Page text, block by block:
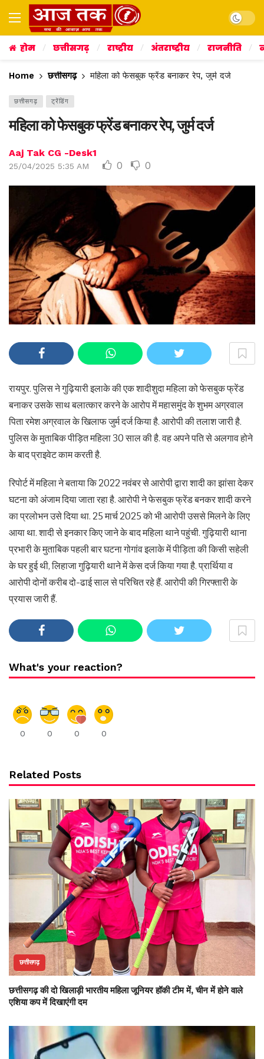
Dark
होम छत्तीसगढ़ राष्ट्रीय अंतराष्ट्रीय राजनीति
Home छत्तीसगढ़ महिला को फेसबुक फ्रेंड बनाकर रेप, जुर्म दर्ज
छत्तीसगढ़ ट्रेंडिंग
महिला को फेसबुक फ्रेंड बनाकर रेप, जुर्म दर्ज
Aaj Tak CG -Desk1
25/04/2025 5:35 AM 0 0
रायपुर. पुलिस ने गुढ़ियारी इलाके की एक शादीशुदा महिला को फेसबुक फ्रेंड
बनाकर उसके साथ बलात्कार करने के आरोप में महासमुंद के शुभम अग्रवाल
पिता रमेश अग्रवाल के खिलाफ जुर्म दर्ज किया है. आरोपी की तलाश जारी है.
पुलिस के मुताबिक पीड़ित महिला 30 साल की है. वह अपने पति से अलगाव होने
के बाद प्राइवेट काम करती है.
रिपोर्ट में महिला ने बताया कि 2022 नवंबर से आरोपी द्वारा शादी का झांसा देकर
घटना को अंजाम दिया जाता रहा है. आरोपी ने फेसबुक फ्रेंड बनकर शादी करने
का प्रलोभन उसे दिया था. 25 मार्च 2025 को भी आरोपी उससे मिलने के लिए
आया था. शादी से इनकार किए जाने के बाद महिला थाने पहुंची. गुढ़ियारी थाना
प्रभारी के मुताबिक पहली बार घटना गोगांव इलाके में पीड़िता की किसी सहेली
के घर हुई थी, लिहाजा गुढ़ियारी थाने में केस दर्ज किया गया है. प्रार्थिया व
आरोपी दोनों करीब दो-ढाई साल से परिचित रहे हैं. आरोपी की गिरफ्तारी के
प्रयास जारी हैं.
What's your reaction?
0 0 0 0
Related Posts
छत्तीसगढ़
छत्तीसगढ़ की दो खिलाड़ी भारतीय महिला जूनियर हॉकी टीम में, चीन में होने वाले
एशिया कप में दिखाएंगी दम